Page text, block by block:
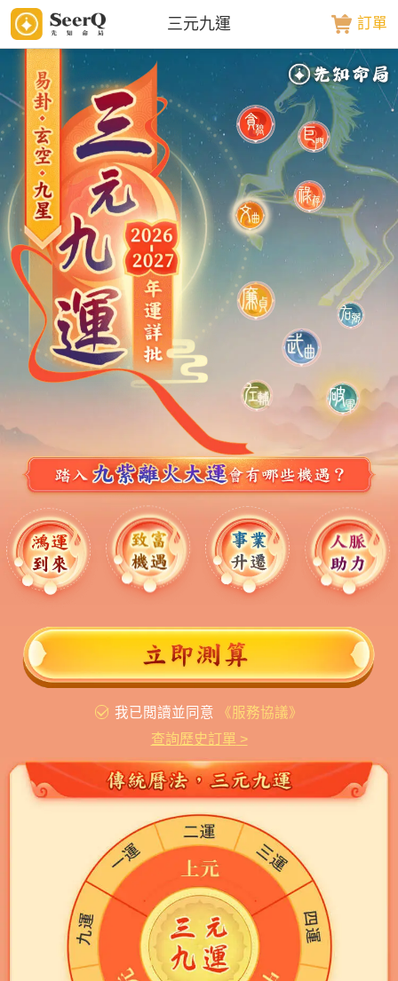
三元九運 訂單
我已閲讀並同意 《服務協議》
查詢歷史訂單 >